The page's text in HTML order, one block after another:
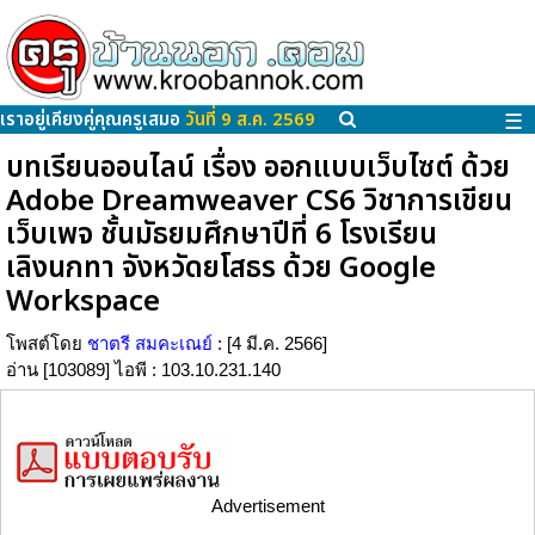
เราอยู่เคียงคู่คุณครูเสมอ วันที่ 9 ส.ค. 2569 ☰
บทเรียนออนไลน์ เรื่อง ออกแบบเว็บไซต์ ด้วย
Adobe Dreamweaver CS6 วิชาการเขียน
เว็บเพจ ชั้นมัธยมศึกษาปีที่ 6 โรงเรียน
เลิงนกทา จังหวัดยโสธร ด้วย Google
Workspace
โพสต์โดย ชาตรี สมคะเณย์ : [4 มี.ค. 2566]
อ่าน [103089] ไอพี : 103.10.231.140
Advertisement